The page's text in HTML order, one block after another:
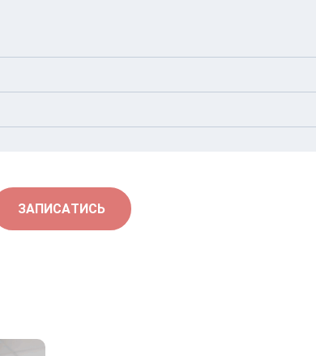
дозу визначає лікар за результатами тесту.
ЗАПИСАТИСЬ